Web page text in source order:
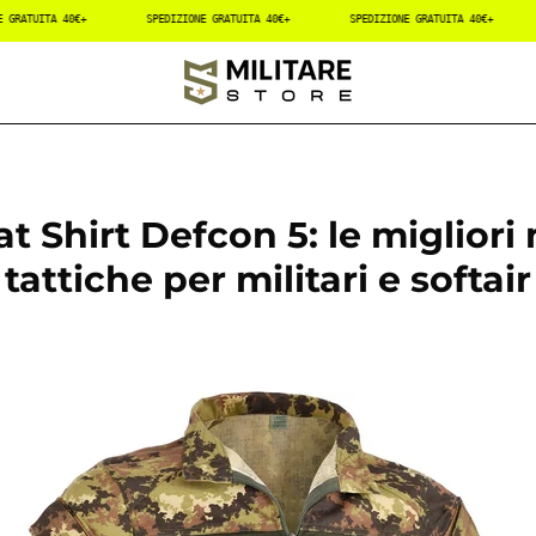
SPEDIZIONE GRATUITA 40€+ SPEDIZIONE GRATUITA 40€+ SPEDIZIONE
Shirt Defcon 5: le migliori
tattiche per militari e softair